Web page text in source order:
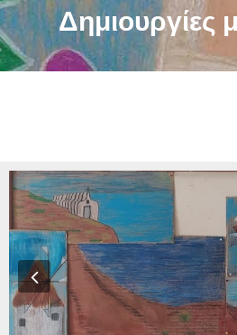
Δημιουργίες
Previous